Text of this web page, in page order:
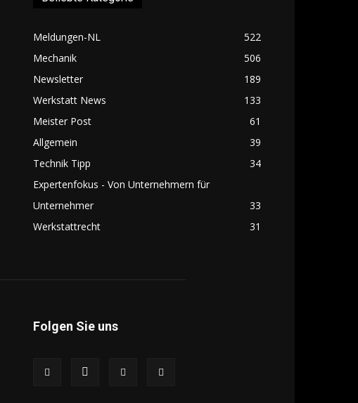
Meldungen-NL
522
Mechanik
506
Newsletter
189
Werkstatt News
133
Meister Post
61
Allgemein
39
Technik Tipp
34
Expertenfokus - Von Unternehmern für
Unternehmer
33
Werkstattrecht
31
Folgen Sie uns